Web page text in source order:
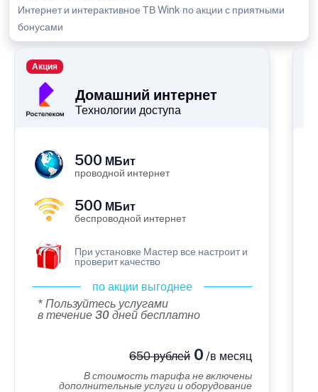
Интернет и интерактивное ТВ Wink по акции с приятными
бонусами
Домашний интернет
Технологии доступа
Акция
500 МБит
проводной интернет
500 МБит
беспроводной интернет
При установке Мастер все настроит и
проверит качество
по акции выгоднее
* Пользуйтесь услугами
в течение 30 дней бесплатно
650 рублей0 /в месяц
В стоимость тарифа не включены
дополнительные услуги и оборудование